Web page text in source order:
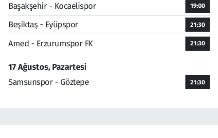
Başakşehir - Kocaelispor
19:00
Beşiktaş - Eyüpspor 21:30
Amed - Erzurumspor FK 21:30
17 Ağustos, Pazartesi
Samsunspor - Göztepe
21:30